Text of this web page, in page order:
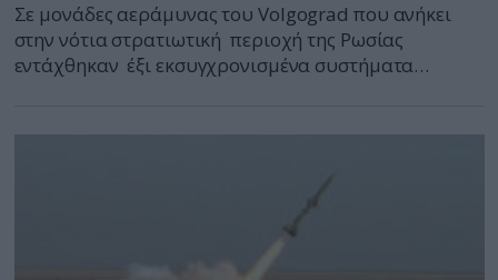
Σε μονάδες αεράμυνας του Volgograd που ανήκει
στην νότια στρατιωτική περιοχή της Ρωσίας
εντάχθηκαν έξι εκσυγχρονισμένα συστήματα
Έξι νέα συστήματα SAM” Strela-10 ” εντάχθηκαν σε
ταξιαρχία πεζικού που σταθμεύει στην περιοχή του
Volgograd δήλωσε ανώτερος αξιωματικός της εν […]